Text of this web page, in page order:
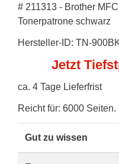
# 211313 - Brother
Tonerpatrone schwarz
Hersteller-ID: TN-
Jetzt
ca. 4 Tage Lieferfrist
Reicht für: 6000 Seiten.
Gut zu wissen